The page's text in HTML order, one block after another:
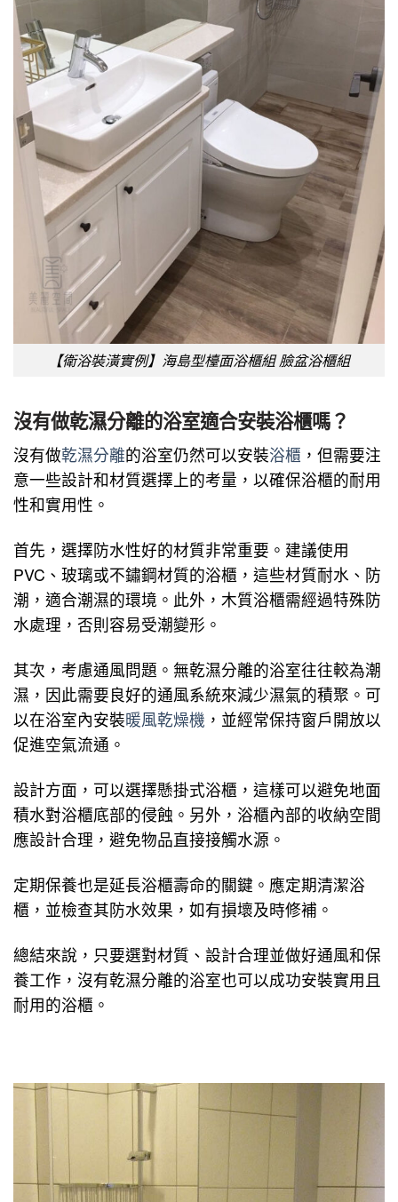
【衛浴裝潢實例】海島型檯面浴櫃組 臉盆浴櫃組
沒有做乾濕分離的浴室適合安裝浴櫃嗎？
沒有做乾濕分離的浴室仍然可以安裝浴櫃 ，但需要注
意一些設計和材質選擇上的考量，以確保浴櫃的耐用
性和實用性。
首先，選擇防水性好的材質非常重要。建議使用
PVC、玻璃或不鏽鋼材質的浴櫃，這些材質耐水、防
潮，適合潮濕的環境。此外，木質浴櫃需經過特殊防
水處理，否則容易受潮變形。
其次，考慮通風問題。無乾濕分離的浴室往往較為潮
濕，因此需要良好的通風系統來減少濕氣的積聚。可
以在浴室內安裝暖風乾燥機 ，並經常保持窗戶開放以
促進空氣流通。
設計方面，可以選擇懸掛式浴櫃，這樣可以避免地面
積水對浴櫃底部的侵蝕。另外，浴櫃內部的收納空間
應設計合理，避免物品直接接觸水源。
定期保養也是延長浴櫃壽命的關鍵。應定期清潔浴
櫃，並檢查其防水效果，如有損壞及時修補。
總結來說，只要選對材質、設計合理並做好通風和保
養工作，沒有乾濕分離的浴室也可以成功安裝實用且
耐用的浴櫃。